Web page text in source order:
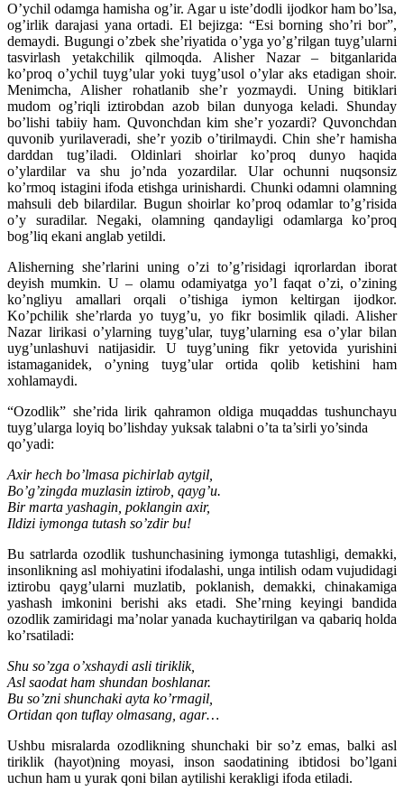
O’ychil odamga hamisha og’ir. Agar u iste’dodli ijodkor ham bo’lsa,
og’irlik darajasi yana ortadi. El bejizga: “Esi borning sho’ri bor”,
demaydi. Bugungi o’zbek she’riyatida o’yga yo’g’rilgan tuyg’ularni
tasvirlash yetakchilik qilmoqda. Alisher Nazar – bitganlarida
ko’proq o’ychil tuyg’ular yoki tuyg’usol o’ylar aks etadigan shoir.
Menimcha, Alisher rohatlanib she’r yozmaydi. Uning bitiklari
mudom og’riqli iztirobdan azob bilan dunyoga keladi. Shunday
bo’lishi tabiiy ham. Quvonchdan kim she’r yozardi? Quvonchdan
quvonib yurilaveradi, she’r yozib o’tirilmaydi. Chin she’r hamisha
darddan tug’iladi. Oldinlari shoirlar ko’proq dunyo haqida
o’ylardilar va shu jo’nda yozardilar. Ular ochunni nuqsonsiz
ko’rmoq istagini ifoda etishga urinishardi. Chunki odamni olamning
mahsuli deb bilardilar. Bugun shoirlar ko’proq odamlar to’g’risida
o’y suradilar. Negaki, olamning qandayligi odamlarga ko’proq
bog’liq ekani anglab yetildi.
Alisherning she’rlarini uning o’zi to’g’risidagi iqrorlardan iborat
deyish mumkin. U – olamu odamiyatga yo’l faqat o’zi, o’zining
ko’ngliyu amallari orqali o’tishiga iymon keltirgan ijodkor.
Ko’pchilik she’rlarda yo tuyg’u, yo fikr bosimlik qiladi. Alisher
Nazar lirikasi o’ylarning tuyg’ular, tuyg’ularning esa o’ylar bilan
uyg’unlashuvi natijasidir. U tuyg’uning fikr yetovida yurishini
istamaganidek, o’yning tuyg’ular ortida qolib ketishini ham
xohlamaydi.
“Ozodlik” she’rida lirik qahramon oldiga muqaddas tushunchayu
tuyg’ularga loyiq bo’lishday yuksak talabni o’ta ta’sirli yo’sinda
qo’yadi:
Axir hech bo’lmasa pichirlab aytgil,
Bo’g’zingda muzlasin iztirob, qayg’u.
Bir marta yashagin, poklangin axir,
Ildizi iymonga tutash so’zdir bu!
Bu satrlarda ozodlik tushunchasining iymonga tutashligi, demakki,
insonlikning asl mohiyatini ifodalashi, unga intilish odam vujudidagi
iztirobu qayg’ularni muzlatib, poklanish, demakki, chinakamiga
yashash imkonini berishi aks etadi. She’rning keyingi bandida
ozodlik zamiridagi ma’nolar yanada kuchaytirilgan va qabariq holda
ko’rsatiladi:
Shu so’zga o’xshaydi asli tiriklik,
Asl saodat ham shundan boshlanar.
Bu so’zni shunchaki ayta ko’rmagil,
Ortidan qon tuflay olmasang, agar…
Ushbu misralarda ozodlikning shunchaki bir so’z emas, balki asl
tiriklik (hayot)ning moyasi, inson saodatining ibtidosi bo’lgani
uchun ham u yurak qoni bilan aytilishi kerakligi ifoda etiladi.